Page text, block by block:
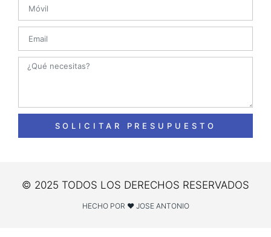
SOLICITAR PRESUPUESTO
© 2025 TODOS LOS DERECHOS RESERVADOS
HECHO POR ❤ JOSE ANTONIO